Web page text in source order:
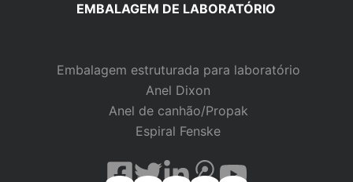
EMBALAGEM DE LABORATÓRIO
Embalagem estruturada para laboratório
Anel Dixon
Anel de canhão/Propak
Espiral Fenske